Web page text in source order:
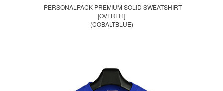
-PERSONALPACK PREMIUM SOLID SWEATSHIRT
[OVERFIT]
(COBALTBLUE)